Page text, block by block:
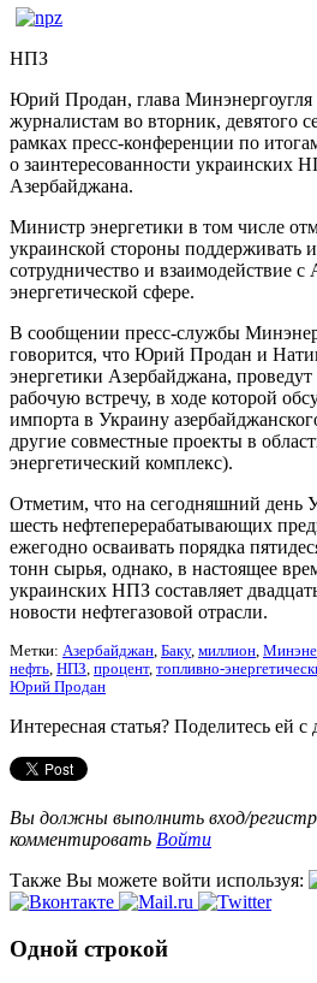
НПЗ
Юрий Продан, глава
журналистам во вторник, девятого
рамках пресс-конференции по
о заинтересованности украинских
Азербайджана.
Министр энергетики в том числе
украинской стороны поддерживать и
сотрудничество и взаимодействие
энергетической сфере.
В сообщении пресс-службы
говорится, что Юрий Продан и
энергетики Азербайджана,
рабочую встречу, в ходе которой
импорта в Украину
другие совместные проекты в
энергетический комплекс).
Отметим, что на сегодняшний день
шесть нефтеперерабатывающих
ежегодно осваивать порядка
тонн сырья, однако, в настоящее
украинских НПЗ составляет
новости нефтегазовой отрасли.
Метки: Азербайджан, Баку, миллион,
нефть, НПЗ, процент, топливно-
Юрий Продан
Интересная статья? Поделитесь ей с
Вы должны выполнить вход/
комментировать Войти
Также Вы можете войти используя:
Одной строкой